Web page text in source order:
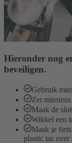
Hieronder nog
beveiligen.
Gebruik
Zet
Maak de
Wikkel een
Maak je
plastic tas